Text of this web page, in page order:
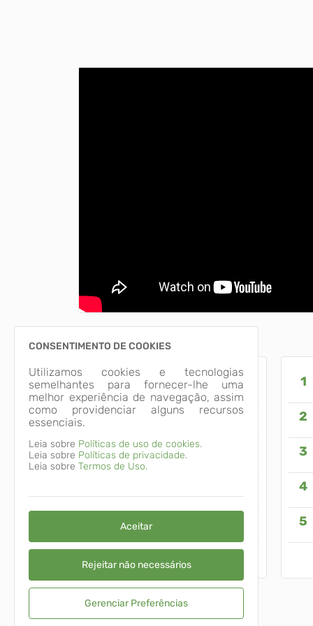
Contatos
Diário Oficial dos Município
Legislação Municipal
Social
Município de Fraiburgo
CNPJ 82.947.979/0001-74
CONSENTIMENTO DE COOKIES
Utilizamos cookies e tecnologias
semelhantes para fornecer-lhe uma
melhor experiência de navegação, assim
como providenciar alguns recursos
essenciais.
Leia sobre Políticas de uso de cookies.
Leia sobre Políticas de privacidade.
Leia sobre Termos de Uso.
Aceitar
Rejeitar não necessários
Gerenciar Preferências